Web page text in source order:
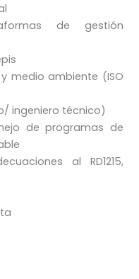
de gestión
medio ambiente (ISO
ingeniero técnico)
de programas de
al RD1215,